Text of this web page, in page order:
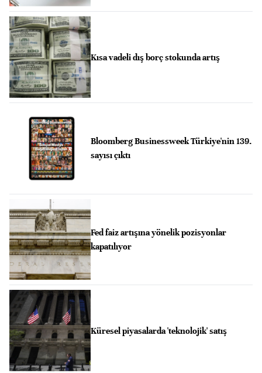
Kısa vadeli dış borç stokunda artış
Bloomberg Businessweek Türkiye'nin 139.
sayısı çıktı
Fed faiz artışına yönelik pozisyonlar
kapatılıyor
Küresel piyasalarda 'teknolojik' satış